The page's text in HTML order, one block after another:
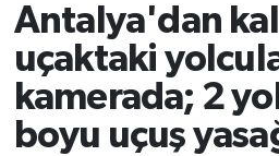
Antalya'dan
uçaktaki
kamerada; 2
boyu uçuş
Asayiş
Bilim ve Teknoloji
Süper Lig Puan Durumu
Tüm Manşetler